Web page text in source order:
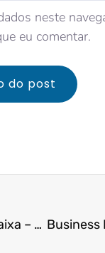
neste
eu comentar.
Regime Caixa – Entenda o que é melhor para sua empresa